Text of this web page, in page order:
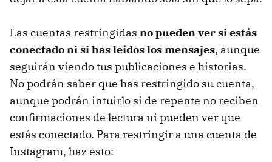
Las cuentas restringidas no pueden ver si estás
conectado ni si has leídos los mensajes, aunque
seguirán viendo tus publicaciones e historias.
No podrán saber que has restringido su cuenta,
aunque podrán intuirlo si de repente no reciben
confirmaciones de lectura ni pueden ver que
estás conectado. Para restringir a una cuenta de
Instagram, haz esto: